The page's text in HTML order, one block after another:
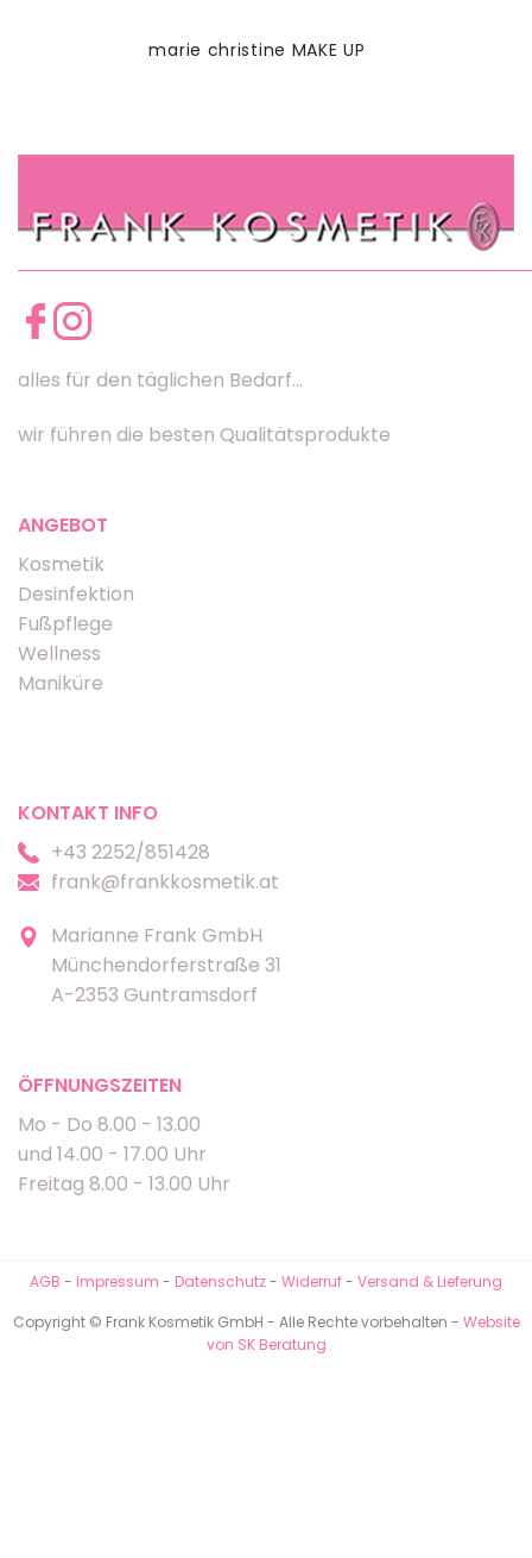
marie christine MAKE UP
alles für den täglichen Bedarf...
wir führen die besten Qualitätsprodukte
ANGEBOT
Kosmetik
Desinfektion
Fußpflege
Wellness
Maniküre
KONTAKT INFO
+43 2252/851428
frank@frankkosmetik.at
Marianne Frank GmbH
Münchendorferstraße 31
A-2353 Guntramsdorf
ÖFFNUNGSZEITEN
Mo - Do 8.00 - 13.00
und 14.00 - 17.00 Uhr
Freitag 8.00 - 13.00 Uhr
AGB - Impressum - Datenschutz- Widerruf- Versand & Lieferung
Copyright © Frank Kosmetik GmbH - Alle Rechte vorbehalten - Website
von SK Beratung